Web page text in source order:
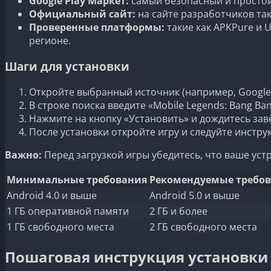
Официальный сайт: на сайте разработчиков
Проверенные платформы: такие как APKPure
регионе.
Шаги для установки
Откройте выбранный источник (например,
В строке поиска введите «Mobile Legends: Bang
Нажмите на кнопку «Установить» и дождитесь
После установки откройте игру и следуйте
Важно: Перед загрузкой игры убедитесь, что ваше
Минимальные требования Рекомендуемые
Android 4.0 и выше
Android 5.0 и выше
1 ГБ оперативной памяти
2 ГБ и более
1 ГБ свободного места
2 ГБ свободного места
Пошаговая инструкция